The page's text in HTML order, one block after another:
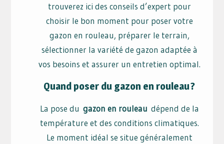
trouverez ici des conseils d’expert pour
choisir le bon moment pour poser votre
gazon en rouleau, préparer le terrain,
sélectionner la variété de gazon adaptée à
vos besoins et assurer un entretien optimal.
Quand poser du gazon en rouleau ?
La pose du gazon en rouleau dépend de la
température et des conditions climatiques.
Le moment idéal se situe généralement